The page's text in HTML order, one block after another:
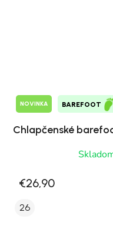
NOVINKA BAREFOOT
Chlapčenské
€26,90
26